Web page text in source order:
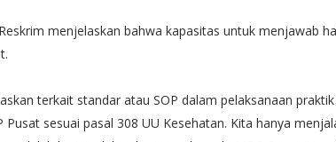
menjelaskan bahwa kapasitas untuk menjawab
terkait standar atau SOP dalam pelaksanaan
sesuai pasal 308 UU Kesehatan. Kita hanya